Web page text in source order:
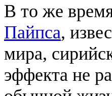
В то же
Пайпса,
мира,
эффекта не